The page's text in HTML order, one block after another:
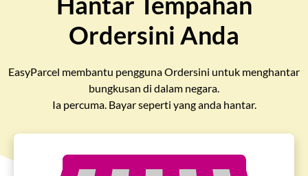
Marketplace
Ordersini Anda
EasyParcel membantu pengguna Ordersini untuk menghantar
bungkusan di dalam negara.
Ia percuma. Bayar seperti yang anda hantar.